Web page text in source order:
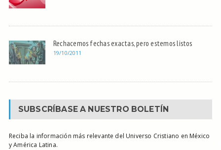
Rechacemos fechas exactas, pero estemos listos
19/10/2011
SUBSCRÍBASE A NUESTRO BOLETÍN
Reciba la información más relevante del Universo Cristiano en México
y América Latina.